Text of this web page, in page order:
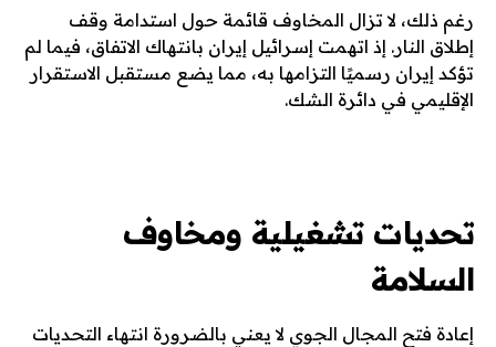
رغم ذلك، لا تزال المخاوف قائمة حول استدامة وقف
إطلاق النار. إذ اتهمت إسرائيل إيران بانتهاك الاتفاق، فيما لم
تؤكد إيران رسميًا التزامها به، مما يضع مستقبل الاستقرار
الإقليمي في دائرة الشك.
تحديات تشغيلية ومخاوف
السلامة
إعادة فتح المجال الجوي لا يعني بالضرورة انتهاء التحديات